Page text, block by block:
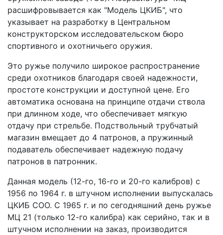
расшифровывается как "Модель ЦКИБ", что
указывает на разработку в Центральном
конструкторском исследовательском бюро
спортивного и охотничьего оружия.
Это ружье получило широкое распространение
среди охотников благодаря своей надежности,
простоте конструкции и доступной цене. Его
автоматика основана на принципе отдачи ствола
при длинном ходе, что обеспечивает мягкую
отдачу при стрельбе. Подствольный трубчатый
магазин вмещает до 4 патронов, а пружинный
подаватель обеспечивает надежную подачу
патронов в патронник.
Данная модель (12-го, 16-го и 20-го калибров) с
1956 по 1964 г. в штучном исполнении выпускалась
ЦКИБ СОО. С 1965 г. и по сегодняшний день ружье
МЦ 21 (только 12-го калибра) как серийно, так и в
штучном исполнении на заказ, производится